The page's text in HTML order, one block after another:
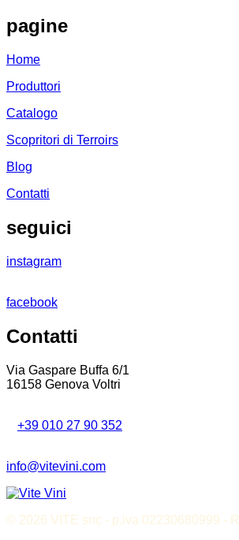
pagine
Home
Produttori
Catalogo
Scopritori di Terroirs
Blog
Contatti
seguici
instagram
facebook
Contatti
Via Gaspare Buffa 6/1
16158 Genova Voltri
+39 010 27 90 352
info@vitevini.com
© 2026 VITE snc - p.iva 02230680999 -